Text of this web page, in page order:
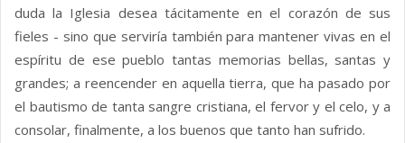
duda la Iglesia desea tácitamente en el corazón de sus
fieles - sino que serviría también para mantener vivas en el
espíritu de ese pueblo tantas memorias bellas, santas y
grandes; a reencender en aquella tierra, que ha pasado por
el bautismo de tanta sangre cristiana, el fervor y el celo, y a
consolar, finalmente, a los buenos que tanto han sufrido.